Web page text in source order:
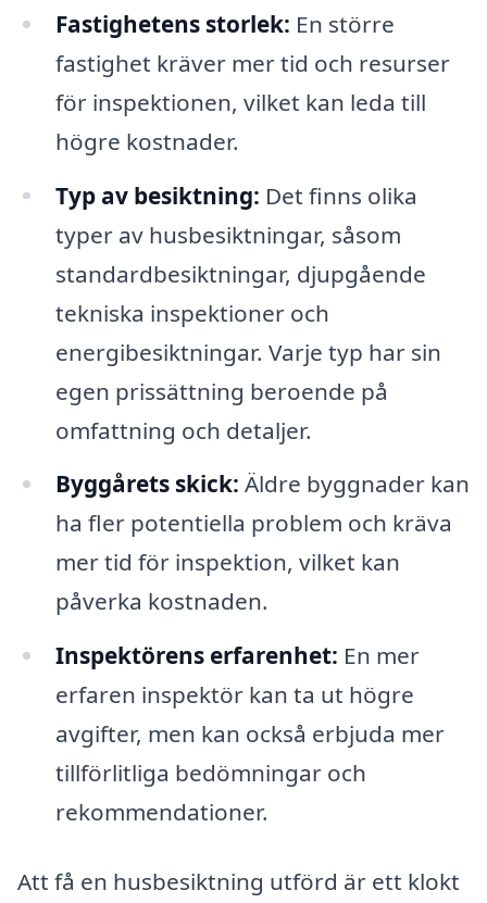
Fastighetens storlek: En större
fastighet kräver mer tid och resurser
för inspektionen, vilket kan leda till
högre kostnader.
Typ av besiktning: Det finns olika
typer av husbesiktningar, såsom
standardbesiktningar, djupgående
tekniska inspektioner och
energibesiktningar. Varje typ har sin
egen prissättning beroende på
omfattning och detaljer.
Byggårets skick: Äldre byggnader kan
ha fler potentiella problem och kräva
mer tid för inspektion, vilket kan
påverka kostnaden.
Inspektörens erfarenhet: En mer
erfaren inspektör kan ta ut högre
avgifter, men kan också erbjuda mer
tillförlitliga bedömningar och
rekommendationer.
Att få en husbesiktning utförd är ett klokt